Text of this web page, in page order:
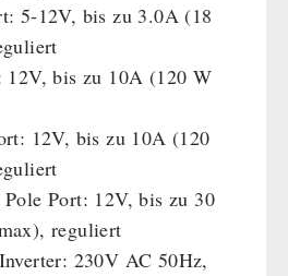
5-12V, bis zu 3.0A (18
12V, bis zu 10A (120 W
12V, bis zu 10A (120
Pole Port: 12V, bis zu 30
reguliert
230V AC 50Hz,